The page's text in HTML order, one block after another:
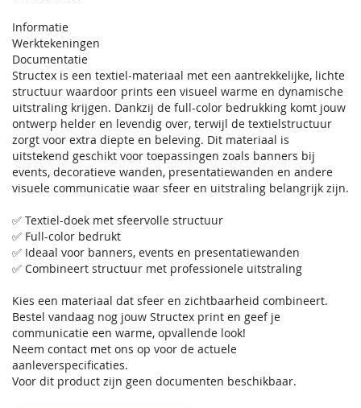
Informatie
Werktekeningen
Documentatie
Structex is een textiel-materiaal met een aantrekkelijke, lichte
structuur waardoor prints een visueel warme en dynamische
uitstraling krijgen. Dankzij de full-color bedrukking komt jouw
ontwerp helder en levendig over, terwijl de textielstructuur
zorgt voor extra diepte en beleving. Dit materiaal is
uitstekend geschikt voor toepassingen zoals banners bij
events, decoratieve wanden, presentatiewanden en andere
visuele communicatie waar sfeer en uitstraling belangrijk zijn.
✅ Textiel-doek met sfeervolle structuur
✅ Full-color bedrukt
✅ Ideaal voor banners, events en presentatiewanden
✅ Combineert structuur met professionele uitstraling
Kies een materiaal dat sfeer en zichtbaarheid combineert.
Bestel vandaag nog jouw Structex print en geef je
communicatie een warme, opvallende look!
Neem contact met ons op voor de actuele
aanleverspecificaties.
Voor dit product zijn geen documenten beschikbaar.